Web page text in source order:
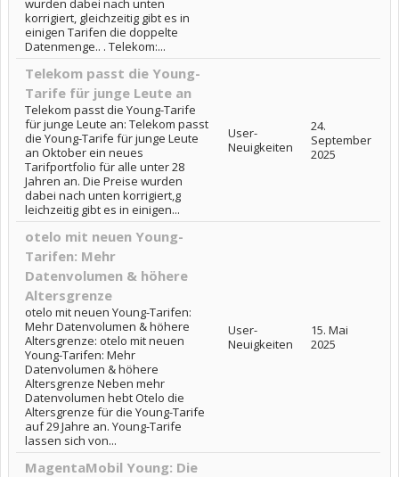
wurden dabei nach unten
korrigiert, gleichzeitig gibt es in
einigen Tarifen die doppelte
Datenmenge.. . Telekom:...
Telekom passt die Young-
Tarife für junge Leute an
Telekom passt die Young-Tarife
für junge Leute an: Telekom passt
die Young-Tarife für junge Leute
an Oktober ein neues
Tarifportfolio für alle unter 28
Jahren an. Die Preise wurden
dabei nach unten korrigiert,g
leichzeitig gibt es in einigen...
User-
Neuigkeiten
24.
September
2025
otelo mit neuen Young-
Tarifen: Mehr
Datenvolumen & höhere
Altersgrenze
otelo mit neuen Young-Tarifen:
Mehr Datenvolumen & höhere
Altersgrenze: otelo mit neuen
Young-Tarifen: Mehr
Datenvolumen & höhere
Altersgrenze Neben mehr
Datenvolumen hebt Otelo die
Altersgrenze für die Young-Tarife
auf 29 Jahre an. Young-Tarife
lassen sich von...
User-
Neuigkeiten
15. Mai
2025
MagentaMobil Young: Die